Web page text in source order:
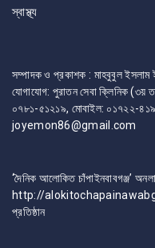
স্বাস্থ্য
সম্পাদক ও প্রকাশক : মাহবুবুল ইসলাম
যোগাযোগ: পুরাতন সেবা ক্লিনিক (৩য়
০৭৮১-৫১২১৯, মোবাইল: ০১৭২২-
joyemon86@gmail.com
‘দৈনিক আলোকিত চাঁপাইনবাবগঞ্জ’
http://
প্রতিষ্ঠান